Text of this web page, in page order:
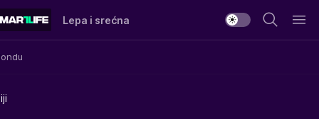
Lepa i srećna